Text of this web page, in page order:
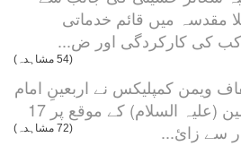
مقدسہ میں قائم خدماتی
کی کارکردگی اور ض...
(54 مشاہدہ)
ویمن کمپلیکس نے اربعینِ امام
حسین (علیہ السلام) کے موقع پر 17
سے زائ...
(72 مشاہدہ)